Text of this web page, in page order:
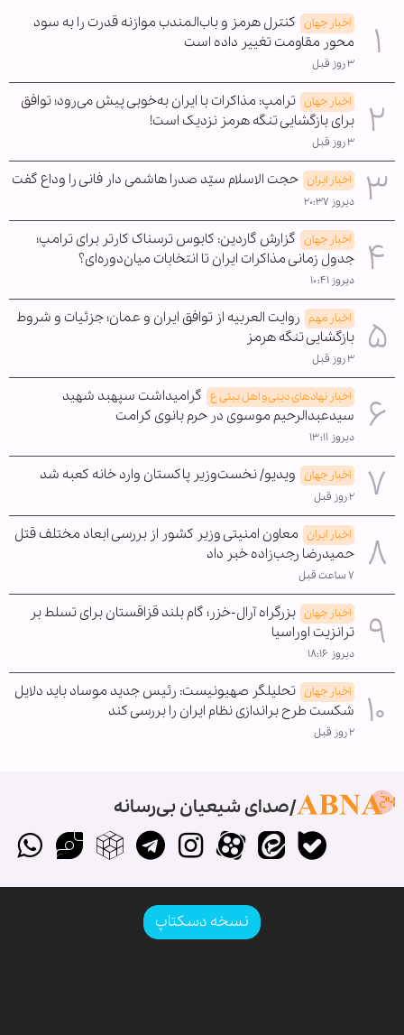
اخبار جهان کنترل هرمز و باب‌المندب موازنه قدرت را به سود
محور مقاومت تغییر داده است
۳ روز قبل
اخبار جهان ترامپ: مذاکرات با ایران به‌خوبی پیش می‌رود؛ توافق
برای بازگشایی تنگه هرمز نزدیک است!
۳ روز قبل
اخبار ایران حجت الاسلام سیّد صدرا هاشمی دار فانی را وداع گفت
دیروز ۲۰:۳۷
اخبار جهان گزارش گاردین: کابوس ترسناک کارتر برای ترامپ؛
جدول زمانی مذاکرات ایران تا انتخابات میان‌دوره‌ای؟
دیروز ۱۰:۴۱
اخبار مهم روایت العربیه از توافق ایران و عمان؛ جزئیات و شروط
بازگشایی تنگه هرمز
۳ روز قبل
اخبار نهادهای دینی و اهل بیتی ع گرامیداشت سپهبد شهید
سیدعبدالرحیم موسوی در حرم بانوی کرامت
دیروز ۱۳:۱۱
اخبار جهان ویدیو/ نخست‌وزیر پاکستان وارد خانه کعبه شد
۲ روز قبل
اخبار ایران معاون امنیتی وزیر کشور از بررسی ابعاد مختلف قتل
حمیدرضا رجب‌زاده خبر داد
۷ ساعت قبل
اخبار جهان بزرگراه آرال-خزر؛ گام بلند قزاقستان برای تسلط بر
ترانزیت اوراسیا
دیروز ۱۸:۱۶
اخبار جهان تحلیلگر صهیونیست: رئیس جدید موساد باید دلایل
شکست طرح براندازی نظام ایران را بررسی کند
۲ روز قبل
صدای شیعیان بی‌رسانه
نسخه دسکتاپ